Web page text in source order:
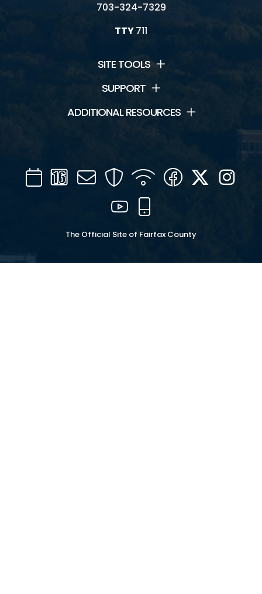
703-324-7329
TTY711
SITE TOOLS
SUPPORT
ADDITIONAL RESOURCES
CalendarChannel
16
Mail SecurityWIFI Facebook
Twitter
YouTube
The Official Site of Fairfax County